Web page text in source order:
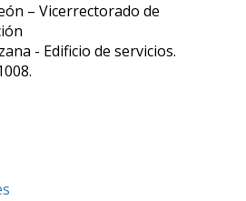
– Vicerrectorado de
- Edificio de servicios.